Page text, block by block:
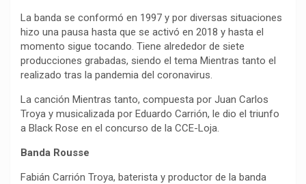
La banda se conformó en 1997 y por diversas situaciones
hizo una pausa hasta que se activó en 2018 y hasta el
momento sigue tocando. Tiene alrededor de siete
producciones grabadas, siendo el tema Mientras tanto el
realizado tras la pandemia del coronavirus.
La canción Mientras tanto, compuesta por Juan Carlos
Troya y musicalizada por Eduardo Carrión, le dio el triunfo
a Black Rose en el concurso de la CCE-Loja.
Banda Rousse
Fabián Carrión Troya, baterista y productor de la banda